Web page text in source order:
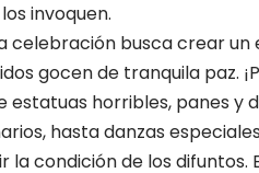
invoquen.
celebración busca crear
gocen de tranquila paz.
horribles, panes y
hasta danzas
la condición de los difuntos.